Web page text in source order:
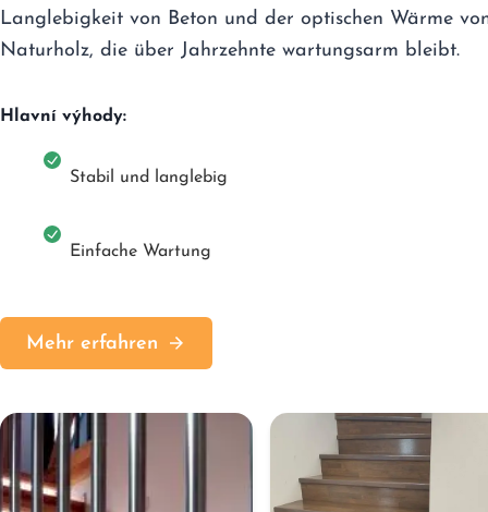
Langlebigkeit von Beton und der optischen Wärme
Naturholz, die über Jahrzehnte wartungsarm bleibt.
Hlavní výhody:
Stabil und langlebig
Einfache Wartung
Mehr erfahren